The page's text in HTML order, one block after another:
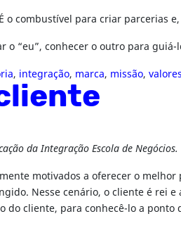
o combustível para criar parcerias
o “eu”, conhecer o outro para
, integração, marca, missão, valores
da Integração Escola de Negócios.
motivados a oferecer o
Nesse cenário, o cliente é
do cliente, para conhecê-lo a